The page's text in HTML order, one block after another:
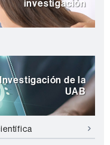
investigación
de la
UAB